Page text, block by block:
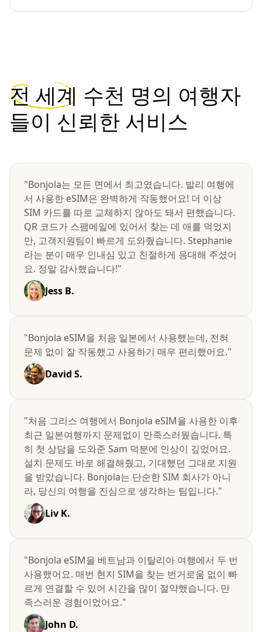
전 세계 수천 명의 여행자
들이 신뢰한 서비스
"Bonjola는 모든 면에서 최고였습니다. 발리 여행에
서 사용한 eSIM은 완벽하게 작동했어요! 더 이상
SIM 카드를 따로 교체하지 않아도 돼서 편했습니다.
QR 코드가 스팸메일에 있어서 찾는 데 애를 먹었지
만, 고객지원팀이 빠르게 도와줬습니다. Stephanie
라는 분이 매우 인내심 있고 친절하게 응대해 주셨어
요. 정말 감사했습니다!"
Jess B.
"Bonjola eSIM을 처음 일본에서 사용했는데, 전혀
문제 없이 잘 작동했고 사용하기 매우 편리했어요."
David S.
"처음 그리스 여행에서 Bonjola eSIM을 사용한 이후
최근 일본여행까지 문제없이 만족스러웠습니다. 특
히 첫 상담을 도와준 Sam 덕분에 인상이 깊었어요.
설치 문제도 바로 해결해줬고, 기대했던 그대로 지원
을 받았습니다. Bonjola는 단순한 SIM 회사가 아니
라, 당신의 여행을 진심으로 생각하는 팀입니다."
Liv K.
"Bonjola eSIM을 베트남과 이탈리아 여행에서 두 번
사용했어요. 매번 현지 SIM을 찾는 번거로움 없이 빠
르게 연결할 수 있어 시간을 많이 절약했습니다. 만
족스러운 경험이었어요."
John D.